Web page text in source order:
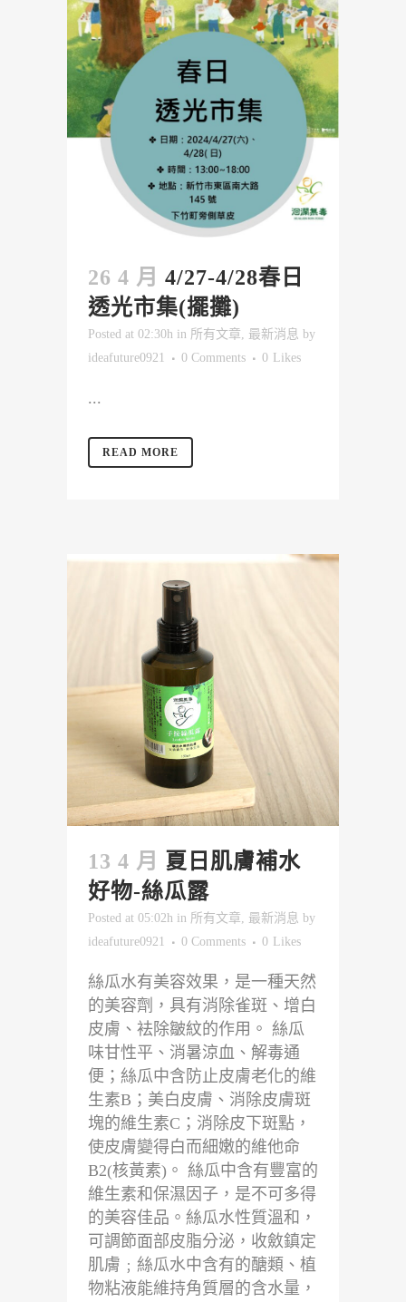
26 4 月 4/27-4/28春日
透光市集(擺攤)
Posted at 02:30h in 所有文章, 最新消息 by
ideafuture0921
0 Comments 0 Likes
...
READ MORE
13 4 月
夏日肌膚補水
好物-絲瓜露
Posted at 05:02h in 所有文章, 最新消息 by
ideafuture0921
0 Comments 0 Likes
絲瓜水有美容效果，是一種天然
的美容劑，具有消除雀斑、增白
皮膚、袪除皺紋的作用。 絲瓜
味甘性平、消暑涼血、解毒通
便；絲瓜中含防止皮膚老化的維
生素B；美白皮膚、消除皮膚斑
塊的維生素C；消除皮下斑點，
使皮膚變得白而細嫩的維他命
B2(核黃素)。 絲瓜中含有豐富的
維生素和保濕因子，是不可多得
的美容佳品。絲瓜水性質溫和，
可調節面部皮脂分泌，收斂鎮定
肌膚﹔絲瓜水中含有的醣類、植
物粘液能維持角質層的含水量，